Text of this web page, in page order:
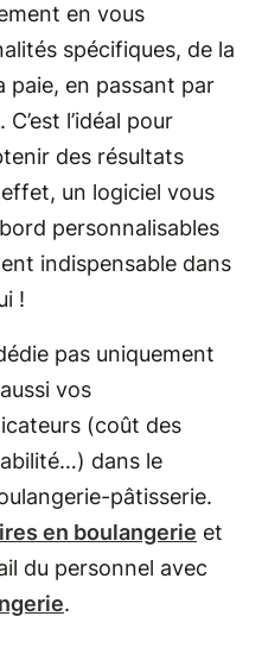
en vous
spécifiques, de la
paie, en passant par
l’idéal pour
des résultats
un logiciel vous
personnalisables
indispensable dans
!
pas uniquement
vos
(coût des
dans le
pâtisserie.
en boulangerie et
du personnel avec
.